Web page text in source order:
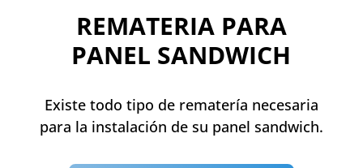
REMATERIA PARA
PANEL SANDWICH
Existe todo tipo de rematería necesaria
para la instalación de su panel sandwich.